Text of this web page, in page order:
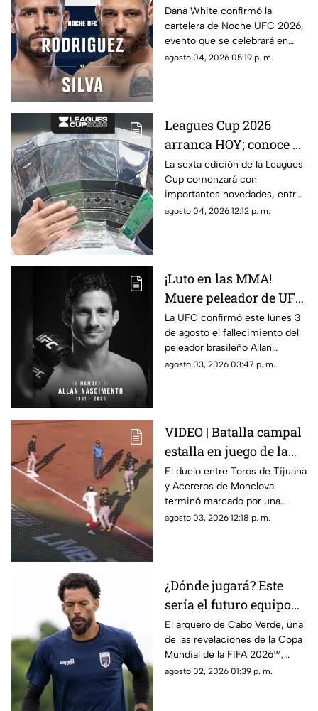
UFC 2026; conoce la
cartelera completa
Dana White confirmó la
cartelera de Noche UFC 2026,
evento que se celebrará en
septiembre en Glendale,
agosto 04, 2026 05:19 p. m.
Leagues Cup 2026
arranca HOY; conoce el
nuevo formato,
partidos y horarios
La sexta edición de la Leagues
Cup comenzará con
importantes novedades, entre
ellas partidos disputados por
agosto 04, 2026 12:12 p. m.
¡Luto en las MMA!
Muere peleador de UFC
tras sufrir infarto
mientras dormía
La UFC confirmó este lunes 3
de agosto el fallecimiento del
peleador brasileño Allan
Nascimento, de la división de
agosto 03, 2026 03:47 p. m.
VIDEO | Batalla campal
estalla en juego de la
LMB; Danry Vásquez
recibe fuerte castigo
El duelo entre Toros de Tijuana
y Acereros de Monclova
terminó marcado por una
violenta bronca luego de que el
agosto 03, 2026 12:18 p. m.
¿Dónde jugará? Este
sería el futuro equipo
de Vozinha, portero de
Cabo Verde
El arquero de Cabo Verde, una
de las revelaciones de la Copa
Mundial de la FIFA 2026™,
tendría definido su futuro.
agosto 02, 2026 01:39 p. m.